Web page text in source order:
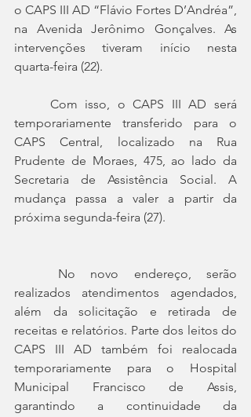
o CAPS III AD “Flávio Fortes D’Andréa”,
na Avenida Jerônimo Gonçalves. As
intervenções tiveram início nesta
quarta-feira (22).
temporariamente transferido para o
CAPS Central, localizado na Rua
Prudente de Moraes, 475, ao lado da
Secretaria de Assistência Social. A
mudança passa a valer a partir da
próxima segunda-feira (27).
realizados atendimentos agendados,
além da solicitação e retirada de
receitas e relatórios. Parte dos leitos do
CAPS III AD também foi realocada
temporariamente para o Hospital
Municipal Francisco de Assis,
garantindo a continuidade da